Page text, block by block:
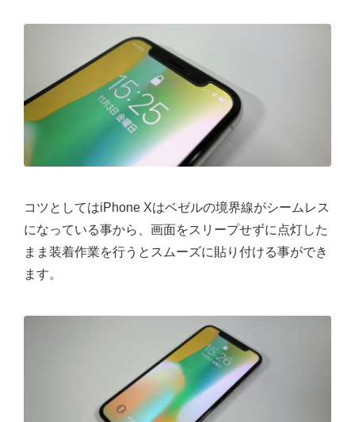
コツとしてはiPhone Xはベゼルの境界線がシームレス
になっている事から、画面をスリープせずに点灯した
まま装着作業を行うとスムーズに貼り付ける事ができ
ます。